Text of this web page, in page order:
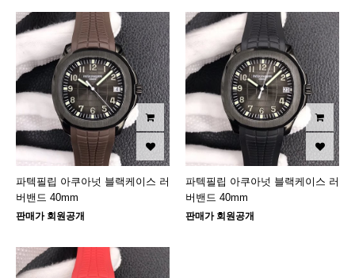
파텍필립 아쿠아넛 블랙케이스 러
버밴드 40mm
판매가 회원공개
파텍필립 아쿠아넛 블랙케이스 러
버밴드 40mm
판매가 회원공개